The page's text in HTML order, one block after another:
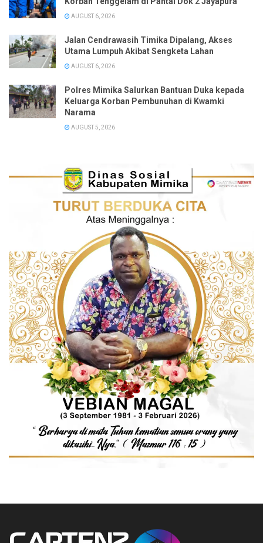
AUGUST 6, 2026
Jalan Cendrawasih Timika Dipalang, Akses
Utama Lumpuh Akibat Sengketa Lahan
AUGUST 6, 2026
Polres Mimika Salurkan Bantuan Duka kepada
Keluarga Korban Pembunuhan di Kwamki
Narama
AUGUST 5, 2026